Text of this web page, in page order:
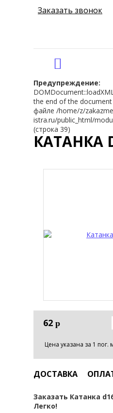
Предупреждение:
the end of the document
файле /home/z/
istra.ru/public_html/
(строка 39)
КАТАНКА
62 р
Цена указана за 1 пог.
ДОСТАВКА
Заказать Катанка
Легко!
Заказать звонок